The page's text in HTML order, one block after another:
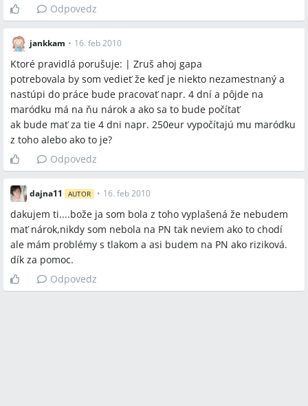
Odpovedz
jankkam • 16. feb 2010
Ktoré pravidlá porušuje: | Zruš ahoj gapa
potrebovala by som vedieť že keď je niekto nezamestnaný a
nastúpi do práce bude pracovať napr. 4 dní a pôjde na
maródku má na ňu nárok a ako sa to bude počítať
ak bude mať za tie 4 dni napr. 250eur vypočítajú mu maródku
z toho alebo ako to je?
Odpovedz
dajna11 AUTOR • 16. feb 2010
dakujem ti....bože ja som bola z toho vyplašená že nebudem
mať nárok,nikdy som nebola na PN tak neviem ako to chodí
ale mám problémy s tlakom a asi budem na PN ako riziková.
dík za pomoc.
Odpovedz